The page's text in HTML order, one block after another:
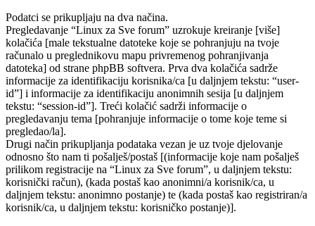
Podatci se prikupljaju na dva načina.
Pregledavanje “Linux za Sve forum” uzrokuje kreiranje [više]
kolačića [male tekstualne datoteke koje se pohranjuju na tvoje
računalo u preglednikovu mapu privremenog pohranjivanja
datoteka] od strane phpBB softvera. Prva dva kolačića sadrže
informacije za identifikaciju korisnika/ca [u daljnjem tekstu: “user-
id”] i informacije za identifikaciju anonimnih sesija [u daljnjem
tekstu: “session-id”]. Treći kolačić sadrži informacije o
pregledavanju tema [pohranjuje informacije o tome koje teme si
pregledao/la].
Drugi način prikupljanja podataka vezan je uz tvoje djelovanje
odnosno što nam ti pošalješ/postaš [(informacije koje nam pošalješ
prilikom registracije na “Linux za Sve forum”, u daljnjem tekstu:
korisnički račun), (kada postaš kao anonimni/a korisnik/ca, u
daljnjem tekstu: anonimno postanje) te (kada postaš kao registriran/a
korisnik/ca, u daljnjem tekstu: korisničko postanje)].